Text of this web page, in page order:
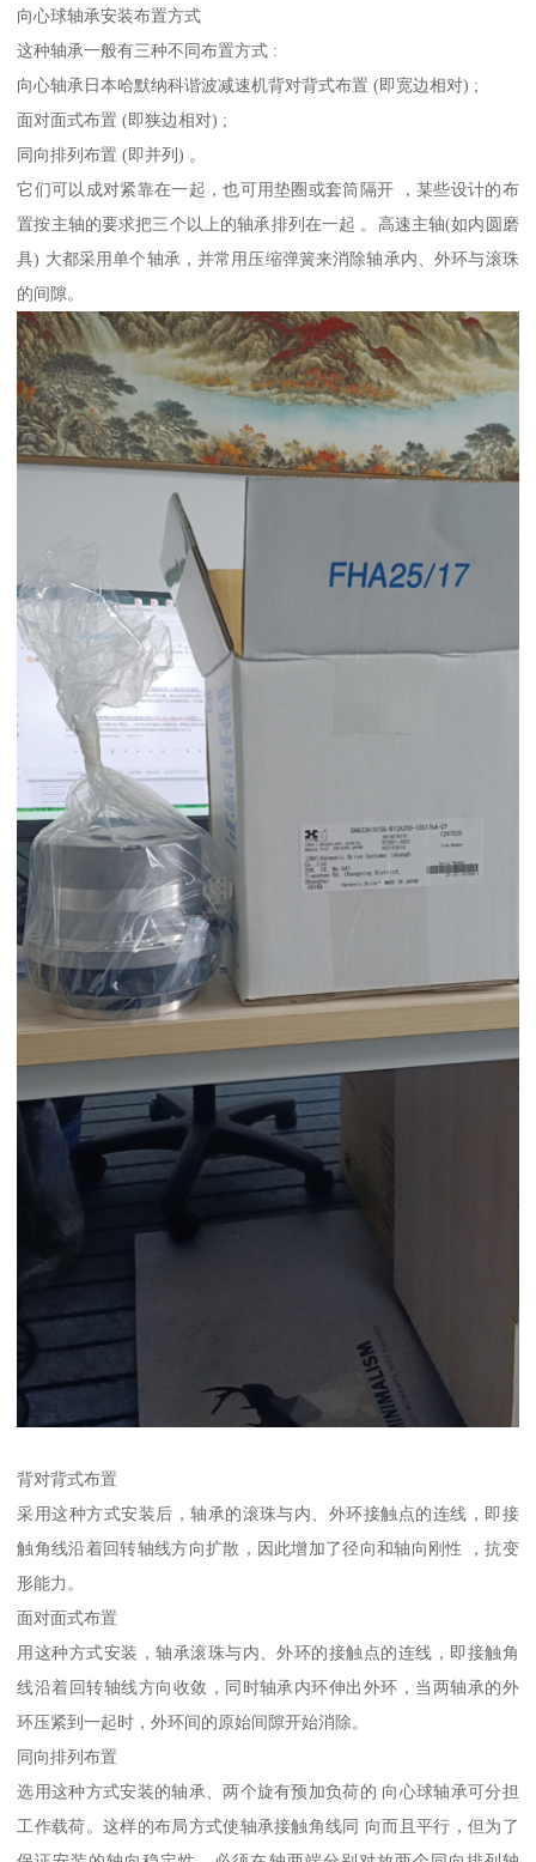
向心球轴承安装布置方式
这种轴承一般有三种不同布置方式 :
向心轴承日本哈默纳科谐波减速机背对背式布置 (即宽边相对) ;
面对面式布置 (即狭边相对) ;
同向排列布置 (即并列) 。
它们可以成对紧靠在一起，也可用垫圈或套筒隔开 ，某些设计的布
置按主轴的要求把三个以上的轴承排列在一起 。高速主轴(如内圆磨
具) 大都采用单个轴承，并常用压缩弹簧来消除轴承内、外环与滚珠
的间隙。
背对背式布置
采用这种方式安装后，轴承的滚珠与内、外环接触点的连线，即接
触角线沿着回转轴线方向扩散，因此增加了径向和轴向刚性 ，抗变
形能力。
面对面式布置
用这种方式安装，轴承滚珠与内、外环的接触点的连线，即接触角
线沿着回转轴线方向收敛，同时轴承内环伸出外环，当两轴承的外
环压紧到一起时，外环间的原始间隙开始消除。
同向排列布置
选用这种方式安装的轴承、两个旋有预加负荷的 向心球轴承可分担
工作载荷。这样的布局方式使轴承接触角线同 向而且平行，但为了